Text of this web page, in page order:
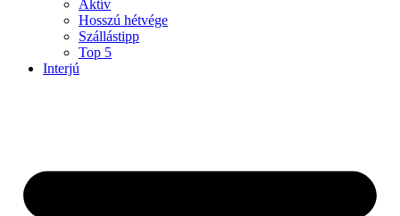
Aktív
Hosszú hétvége
Szállástipp
Top 5
Interjú